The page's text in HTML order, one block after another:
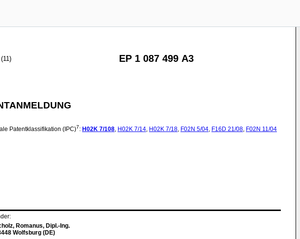
(11) EP 1 087 499 A3
Patentklassifikation (IPC)7: H02K 7/108, H02K 7/14, H02K 7/18, F02N 5/04, F16D 21/08, F02N 11/04
Romanus, Dipl.-Ing.
Wolfsburg (DE)